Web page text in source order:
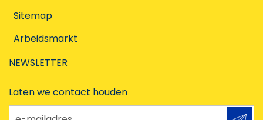
Sitemap
Arbeidsmarkt
NEWSLETTER
Laten we contact houden
e-mailadres